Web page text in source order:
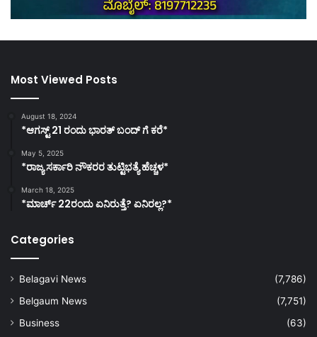
Most Viewed Posts
August 18, 2024
*ಆಗಸ್ಟ್ 21 ರಂದು ಭಾರತ್‌ ಬಂದ್‌ ಗೆ ಕರೆ*
May 5, 2025
*ರಾಜ್ಯ ಸರ್ಕಾರಿ ನೌಕರರ ತುಟ್ಟಿಭತ್ಯೆ ಹೆಚ್ಚಳ*
March 18, 2025
*ಮಾರ್ಚ್ 22ರಂದು ಏನಿರುತ್ತೆ? ಏನಿರಲ್ಲ?*
Categories
Belagavi News
(7,786)
Belgaum News
(7,751)
Business
(63)